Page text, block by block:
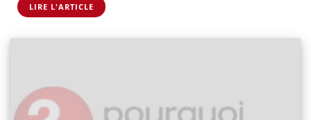
LIRE L'ARTICLE